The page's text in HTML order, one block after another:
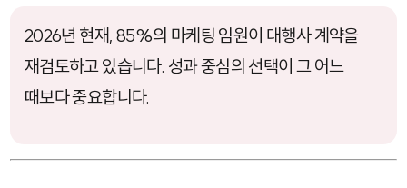
2026년 현재, 85%의 마케팅 임원이 대행사 계약을
재검토하고 있습니다. 성과 중심의 선택이 그 어느
때보다 중요합니다.